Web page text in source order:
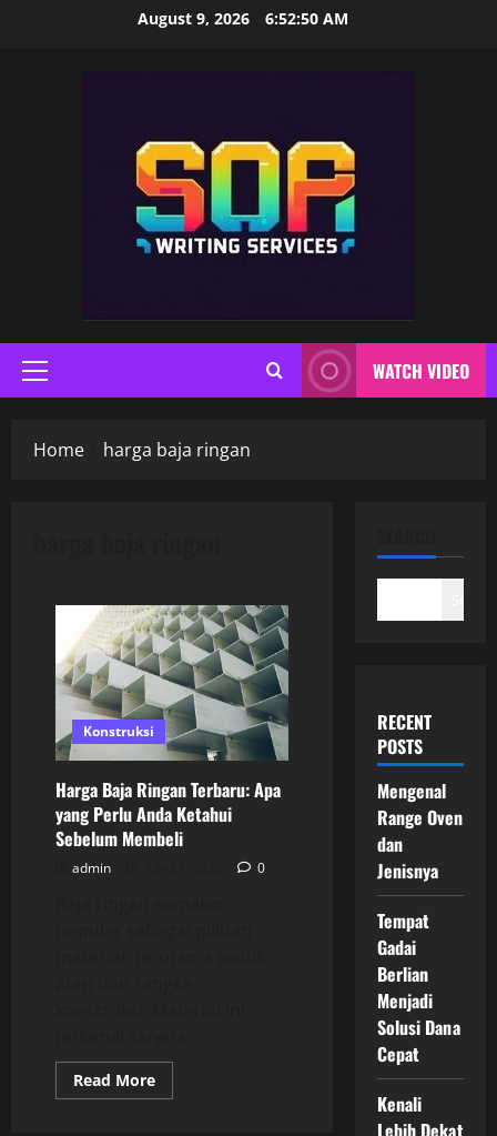
August 9, 2026 6:52:51 AM
Primary
Menu
WATCH VIDEO
Home harga baja ringan
Konstruksi
Harga Baja Ringan Terbaru: Apa
yang Perlu Anda Ketahui
Sebelum Membeli
admin 0
Read MoreRead
more
RECENT
POSTS
Mengenal
Range Oven
dan
Jenisnya
Tempat
Gadai
Berlian
Menjadi
Solusi Dana
Cepat
Kenali
Lebih Dekat